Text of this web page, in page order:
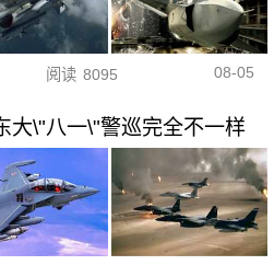
阅读 8095 08-05
大\"八一\"警巡完全不一样